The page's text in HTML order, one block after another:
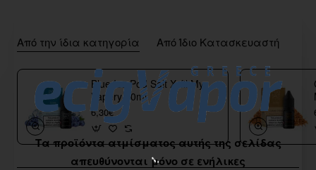
Τα προϊόντα ατμίσματος αυτής της σελίδας
απευθύνονται μόνο σε ενήλικες
Από την ίδια κατηγορία Από Ίδιο Κατασκευαστή
Blue Ice Pod Salt Xyfil My
Vapery 10ml
6,30€